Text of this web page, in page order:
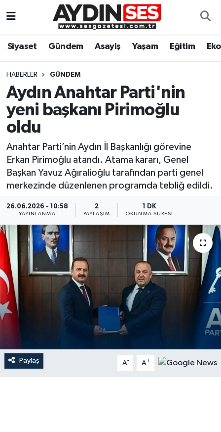
Siyaset Gündem Asayiş Yaşam Eğitim
HABERLER GÜNDEM
Aydın Anahtar Parti'nin
yeni başkanı Pirimoğlu
oldu
Anahtar Parti’nin Aydın İl Başkanlığı görevine
Erkan Pirimoğlu atandı. Atama kararı, Genel
Başkan Yavuz Ağıralioğlu tarafından parti genel
merkezinde düzenlenen programda tebliğ edildi.
26.06.2026 - 10:58
YAYINLANMA
2
PAYLAŞIM
1 DK
OKUNMA SÜRESI
Paylaş A- A+
Gündem
Siyaset
Ekonomi
Eğitim
Kültür Sanat
Spor
Aydın Hava Durumu
Aydin Namaz Vakitleri
Aydın Trafik Yoğunluk Haritası
Tüm Manşetler
Son Dakika Haberleri
Haber Arşivi